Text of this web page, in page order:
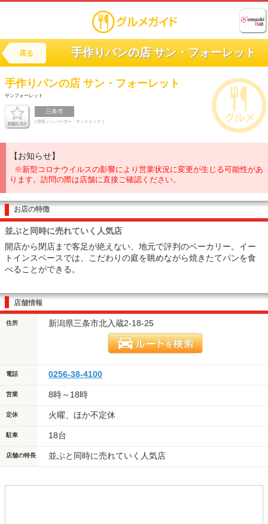
戻る 手作りパンの店 サン・フォーレット
手作りパンの店 サン・フォーレット
サンフォーレット
三条市
[ 喫茶,ハンバーガー・サンドイッチ ]
【お知らせ】
※新型コロナウイルスの影響により営業状況に変更が生じる可能性があ
ります。訪問の際は店舗に直接ご確認ください。
お店の特徴
並ぶと同時に売れていく人気店
開店から閉店まで客足が絶えない、地元で評判のベーカリー。イー
トインスペースでは、こだわりの庭を眺めながら焼きたてパンを食
べることができる。
店舗情報
住所 新潟県三条市北入蔵2-18-25
電話 0256-38-4100
営業 8時～18時
定休 火曜、ほか不定休
駐車 18台
店舗の特長 並ぶと同時に売れていく人気店